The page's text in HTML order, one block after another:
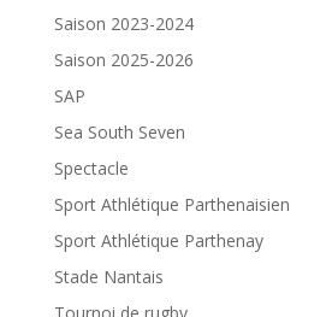
Saison 2023-2024
Saison 2025-2026
SAP
Sea South Seven
Spectacle
Sport Athlétique Parthenaisien
Sport Athlétique Parthenay
Stade Nantais